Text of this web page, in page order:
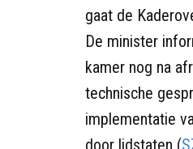
gaat de
De minister
kamer nog na
technische
implementatie
door lidstaten (